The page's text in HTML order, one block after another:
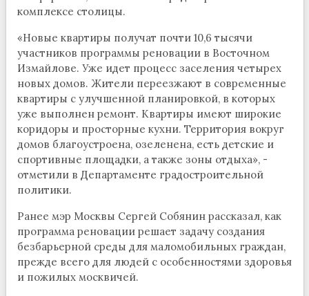
комплексе столицы.
«Новые квартиры получат почти 10,6 тысячи
участников программы реновации в Восточном
Измайлове. Уже идет процесс заселения четырех
новых домов. Жители переезжают в современные
квартиры с улучшенной планировкой, в которых
уже выполнен ремонт. Квартиры имеют широкие
коридоры и просторные кухни. Территория вокруг
домов благоустроена, озеленена, есть детские и
спортивные площадки, а также зоны отдыха», -
отметили в Департаменте градостроительной
политики.
Ранее мэр Москвы Сергей Собянин рассказал, как
программа реновации решает задачу создания
безбарьерной среды для маломобильных граждан,
прежде всего для людей с особенностями здоровья
и пожилых москвичей.